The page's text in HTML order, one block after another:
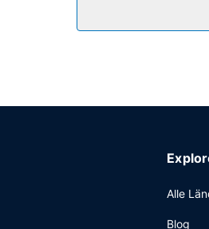
Lass deinen Tag
Alle
Blog